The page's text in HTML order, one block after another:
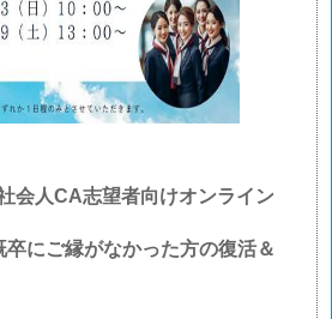
会人CA志望者向けオンライン
卒にご縁がなかった方の復活＆